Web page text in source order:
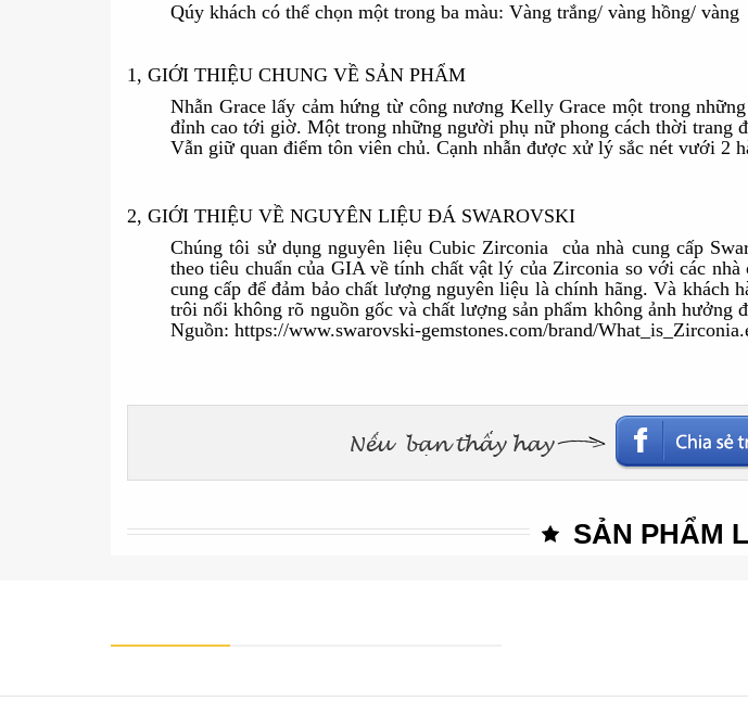
Qúy khách có thể chọn một trong ba màu: Vàng trắng/ vàng hồng/ vàng
1, GIỚI THIỆU CHUNG VỀ SẢN PHẨM
Nhẫn Grace lấy cảm hứng từ công nương Kelly Grace một trong
đỉnh cao tới giờ. Một trong những người phụ nữ phong cách thời trang
Vẫn giữ quan điểm tôn viên chủ. Cạnh nhẫn được xử lý sắc nét vưới 2
2, GIỚI THIỆU VỀ NGUYÊN LIỆU ĐÁ SWAROVSKI
Chúng tôi sử dụngnguyên liệu Cubic Zirconia
của nhà cung cấp
theo tiêu chuẩn của GIA về tính chất vật lý của Zirconia so với các
cung cấp để đảm bảo chất lượng nguyên liệu là chính hãng. Và khách
trôi nổi không rõ nguồn gốc và chất lượng sản phẩm không ảnh hưởng
Nguồn: https://www.swarovski-gemstones.com/brand/
SẢN PHẨM